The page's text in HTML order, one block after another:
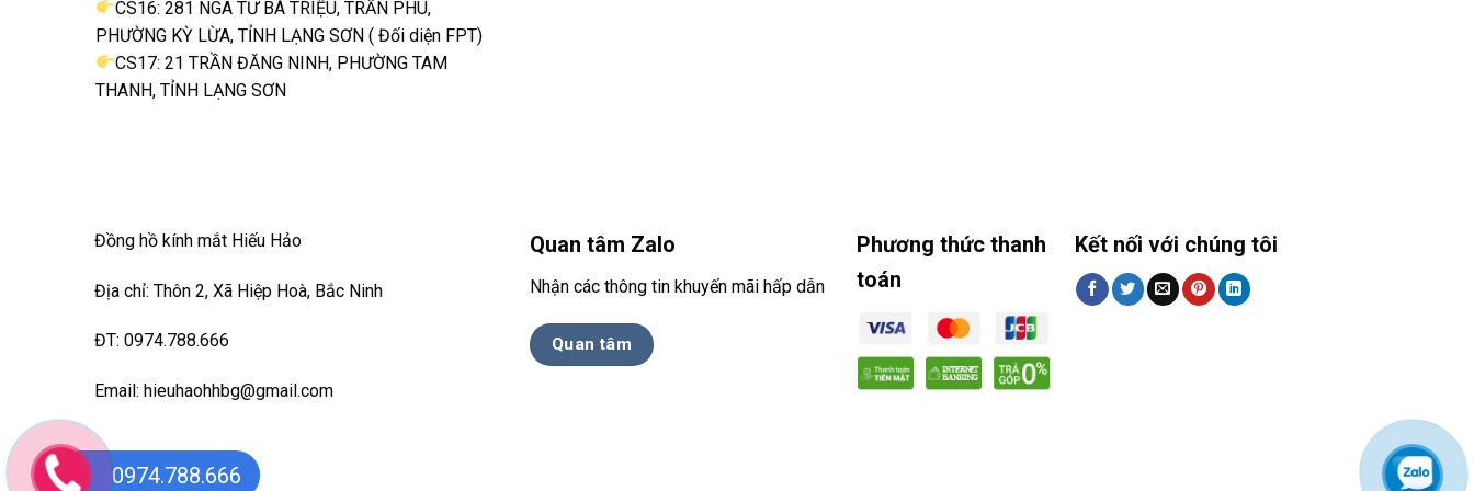
CS16: 281 NGÃ TƯ BÀ TRIỆU, TRẦN PHÚ,
PHƯỜNG KỲ LỪA, TỈNH LẠNG SƠN ( Đối diện FPT)
CS17: 21 TRẦN ĐĂNG NINH, PHƯỜNG TAM
THANH, TỈNH LẠNG SƠN
Đồng hồ kính mắt Hiếu Hảo
Địa chỉ: Thôn 2, Xã Hiệp Hoà, Bắc Ninh
ĐT: 0974.788.666
Email: hieuhaohhbg@gmail.com
Quan tâm Zalo
Nhận các thông tin khuyến mãi hấp dẫn
Quan tâm
Phương thức thanh
toán
Kết nối với chúng tôi
0974.788.666